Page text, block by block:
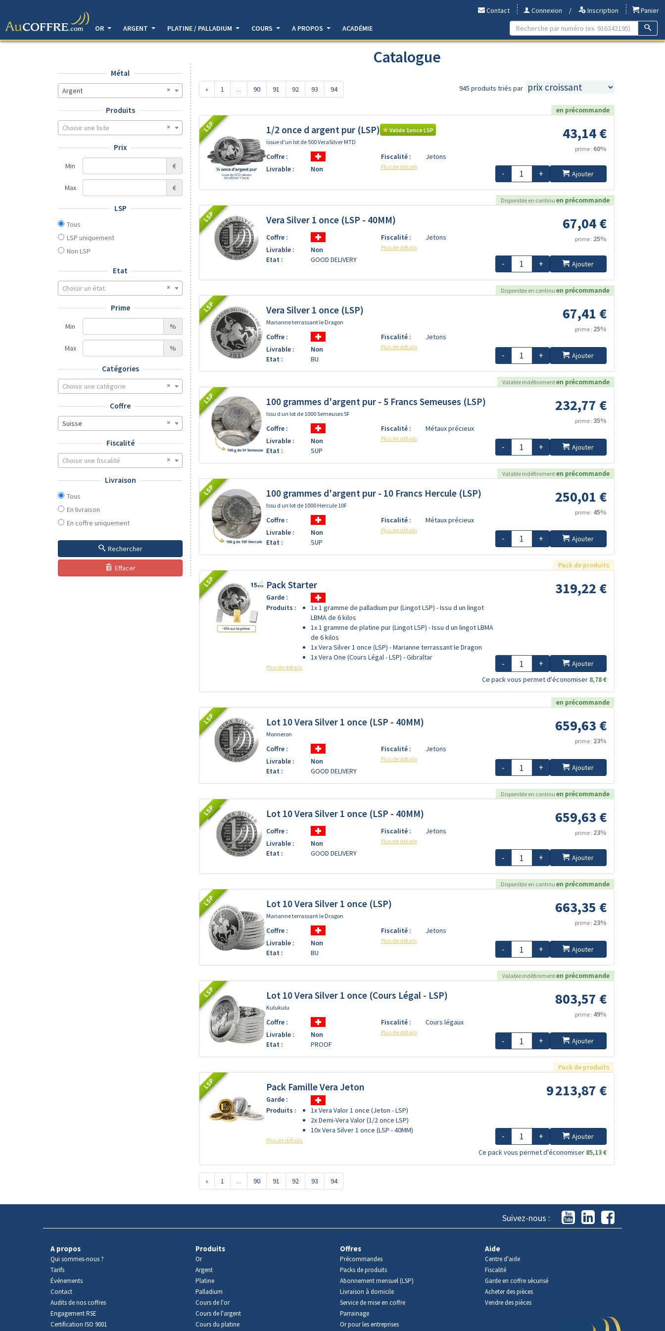
Contact Connexion / Inscription
Panier
OR
ARGENT PLATINE / PALLADIUM COURS A PROPOS ACADÉMIE
Métal
Argent
Produits
Choisir une liste
Prix
Min €
Max €
LSP
Tous
LSP uniquement
Non LSP
Etat
Choisir un état
Prime
Min %
Max %
Catégories
Choisir une catégorie
Coffre
Suisse
Fiscalité
Choisir une fiscalité
Livraison
Tous
En livraison
En coffre uniquement
Rechercher
Effacer
Catalogue
« 1 ... 90 91 92 93 94 945 produits triés par
en précommande
LSP 1/2 once d argent pur (LSP)
Valide 1once LSP
issue d'un lot de 500 VeraSilver MTD
Coffre :
Livrable :
Non
Fiscalité : Jetons
Plus de détails
43,14 €
prime : 60%
- + Ajouter
Disponible en continu en précommande
LSP Vera Silver 1 once (LSP - 40MM)
Coffre :
Livrable :
Non
Etat :
GOOD DELIVERY
Fiscalité : Jetons
Plus de détails
67,04 €
prime : 25%
- + Ajouter
Disponible en continu en précommande
LSP Vera Silver 1 once (LSP)
Marianne terrassant le Dragon
Coffre :
Livrable :
Non
Etat :
BU
Fiscalité : Jetons
Plus de détails
67,41 €
prime : 25%
- + Ajouter
Valable indéfinimenten précommande
LSP 100 grammes d'argent pur - 5 Francs Semeuses (LSP)
Issu d un lot de 1000 Semeuses 5F
Coffre :
Livrable :
Non
Etat :
SUP
Fiscalité : Métaux précieux
Plus de détails
232,77 €
prime : 35%
- + Ajouter
Valable indéfinimenten précommande
LSP 100 grammes d'argent pur - 10 Francs Hercule (LSP)
Issu d un lot de 1000 Hercule 10F
Coffre :
Livrable :
Non
Etat :
SUP
Fiscalité : Métaux précieux
Plus de détails
250,01 €
prime : 45%
- + Ajouter
Pack de produits
LSP Pack Starter
Garde :
Produits :
1x 1 gramme de palladium pur (Lingot LSP) - Issu d un lingot
LBMA de 6 kilos
1x 1 gramme de platine pur (Lingot LSP) - Issu d un lingot LBMA
de 6 kilos
1x Vera Silver 1 once (LSP) - Marianne terrassant le Dragon
1x Vera One (Cours Légal - LSP) - Gibraltar
Plus de détails
319,22 €
- +
Ajouter
Ce pack vous permet d'économiser 8,78 €
en précommande
LSP Lot 10 Vera Silver 1 once (LSP - 40MM)
Monneron
Coffre :
Livrable :
Non
Etat :
GOOD DELIVERY
Fiscalité : Jetons
Plus de détails
659,63 €
prime : 23%
- + Ajouter
Disponible en continu en précommande
LSP Lot 10 Vera Silver 1 once (LSP - 40MM)
Coffre :
Livrable :
Non
Etat :
GOOD DELIVERY
Fiscalité : Jetons
Plus de détails
659,63 €
prime : 23%
- + Ajouter
Disponible en continu en précommande
LSP Lot 10 Vera Silver 1 once (LSP)
Marianne terrassant le Dragon
Coffre :
Livrable :
Non
Etat :
BU
Fiscalité : Jetons
Plus de détails
663,35 €
prime : 23%
- + Ajouter
Valable indéfinimenten précommande
LSP Lot 10 Vera Silver 1 once (Cours Légal - LSP)
Kulukulu
Coffre :
Livrable :
Non
Etat :
PROOF
Fiscalité : Cours légaux
Plus de détails
803,57 €
prime : 49%
- + Ajouter
Pack de produits
LSP Pack Famille Vera Jeton
Garde :
Produits :
1x Vera Valor 1 once (Jeton - LSP)
2x Demi-Vera Valor (1/2 once LSP)
10x Vera Silver 1 once (LSP - 40MM)
Plus de détails
9 213,87 €
- +
Ajouter
Ce pack vous permet d'économiser 85,13 €
« 1 ... 90 91 92 93 94
Suivez-nous :
A propos
Qui sommes-nous ?
Tarifs
Événements
Contact
Audits de nos coffres
Engagement RSE
Certification ISO 9001
Produits
Or
Argent
Platine
Palladium
Cours de l'or
Cours de l'argent
Cours du platine
Offres
Précommandes
Packs de produits
Abonnement mensuel (LSP)
Livraison à domicile
Service de mise en coffre
Parrainage
Or pour les entreprises
Aide
Centre d'aide
Fiscalité
Garde en coffre sécurisé
Acheter des pièces
Vendre des pièces